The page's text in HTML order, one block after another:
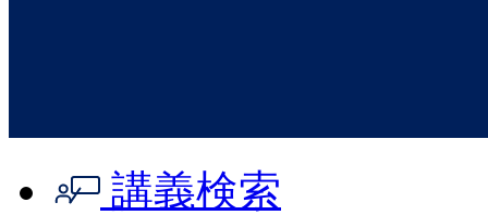
講義検索